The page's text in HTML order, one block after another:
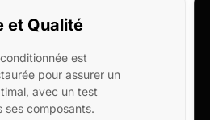
Qu'est-ce qui est
neuf, SD 32/256/512Go, étui
En option : pochette
d’écran avant et arrière, coque
keytag.